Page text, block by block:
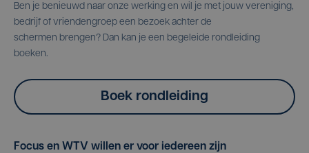
Ben je benieuwd naar onze werking en wil je met jouw vereniging,
bedrijf of vriendengroep een bezoek achter de
schermen brengen? Dan kan je een begeleide rondleiding
boeken.
Boek rondleiding
Focus en WTV willen er voor iedereen zijn